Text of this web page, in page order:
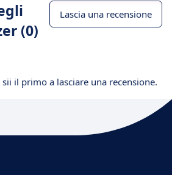
(0)
Lascia una recensione
il primo a lasciare una recensione.